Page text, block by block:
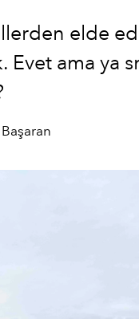
elde
Evet ama ya